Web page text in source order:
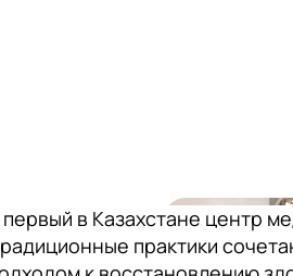
первый в Казахстане центр
практики